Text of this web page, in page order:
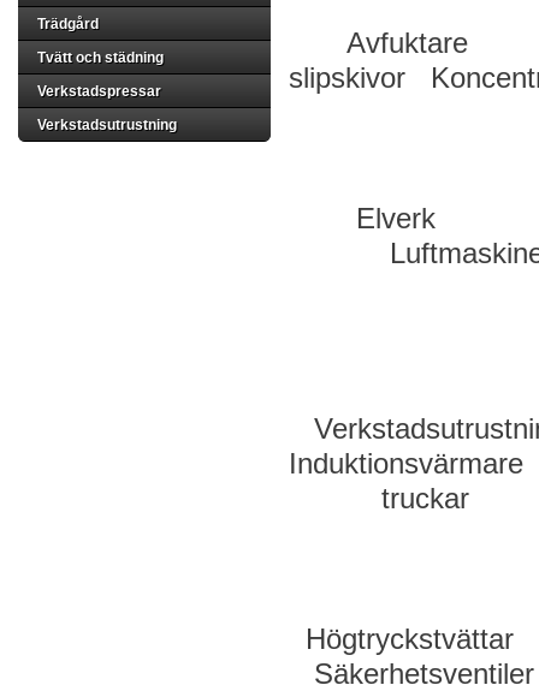
Trädgård
Tvätt och städning
Verkstadspressar
Verkstadsutrustning
slipskivor
Elverk Lås-
truckar